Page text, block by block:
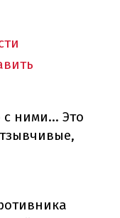
ними... Это